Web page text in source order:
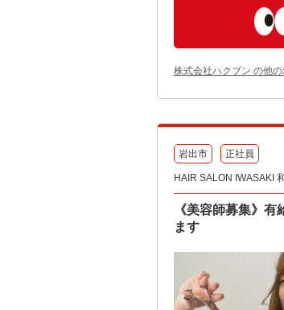
株式会社ハクブン の他
岩出市 正社員
HAIR SALON IWASAKI
《美容師募集》
ます